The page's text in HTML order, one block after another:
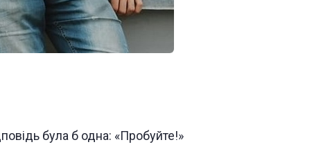
була б одна: «Пробуйте!»